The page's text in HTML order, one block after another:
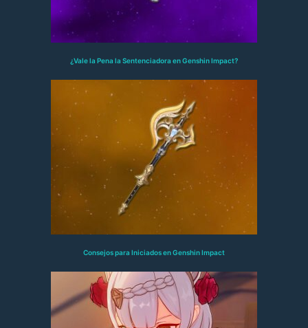
¿Vale la Pena la Sentenciadora en Genshin Impact?
Consejos para Iniciados en Genshin Impact